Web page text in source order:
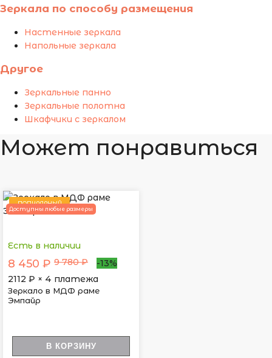
Зеркала по способу размещения
Настенные зеркала
Напольные зеркала
Другое
Зеркальные панно
Зеркальные полотна
Шкафчики с зеркалом
Может понравиться
ПОПУЛЯРНЫЙ
Доступны любые размеры
Есть в наличии
8 450 ₽ 9 780 ₽
-13%
2112 ₽ × 4 платежа
Зеркало в МДФ раме
Эмпайр
В КОРЗИНУ